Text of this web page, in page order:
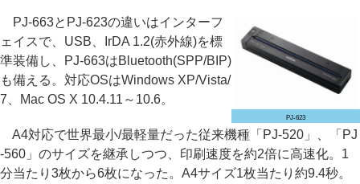
PJ-623
PJ-663とPJ-623の違いはインターフ
ェイスで、USB、IrDA 1.2(赤外線)を標
準装備し、PJ-663はBluetooth(SPP/BIP)
も備える。対応OSはWindows XP/Vista/
7、Mac OS X 10.4.11～10.6。
A4対応で世界最小/最軽量だった従来機種「PJ-520」、「PJ
-560」のサイズを継承しつつ、印刷速度を約2倍に高速化。1
分当たり3枚から6枚になった。A4サイズ1枚当たり約9.4秒。